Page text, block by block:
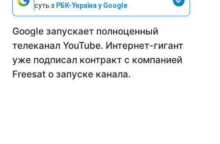
суть з РБК-Україна у Google
Google запускает полноценный
телеканал YouTube. Интернет-гигант
уже подписал контракт с компанией
Freesat о запуске канала.